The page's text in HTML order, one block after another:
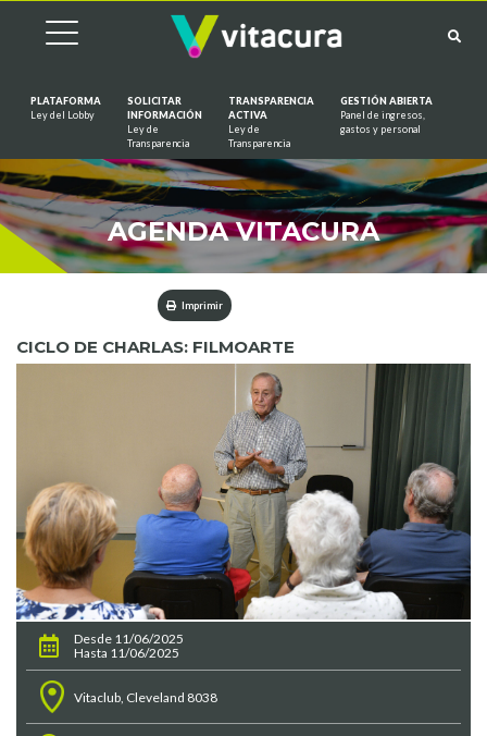
PLATAFORMA
Ley del Lobby
SOLICITAR
INFORMACIÓN
Ley de
Transparencia
TRANSPARENCIA
ACTIVA
Ley de
Transparencia
GESTIÓN ABIERTA
Panel de ingresos,
gastos y personal
AGENDA VITACURA
Imprimir
CICLO DE CHARLAS: FILMOARTE
Desde 11/06/2025
Hasta 11/06/2025
Vitaclub, Cleveland 8038